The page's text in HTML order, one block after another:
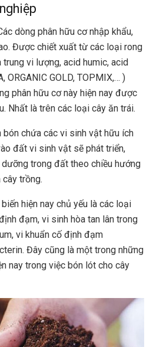
dòng phân hữu cơ nhập khẩu,
Được chiết xuất từ các loại rong
vi lượng, acid humic, acid
, ORGANIC GOLD, TOPMIX,… )
phân hữu cơ này hiện nay được
Nhất là trên các loại cây ăn trái.
bón chứa các vi sinh vật hữu ích
đất vi sinh vật sẽ phát triển,
trong đất theo chiều hướng
trồng.
hiện nay chủ yếu là các loại
đạm, vi sinh hòa tan lân trong
vi khuẩn cố định đạm
Đây cũng là một trong những
nay trong việc bón lót cho cây